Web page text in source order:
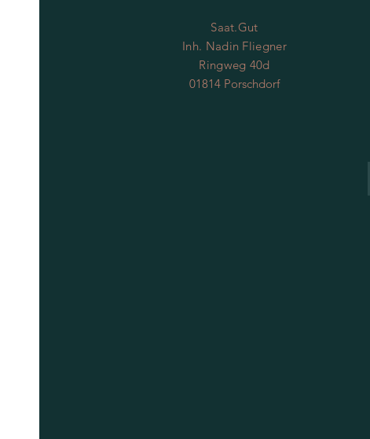
Saat.Gut
Inh. Nadin Fliegner
Ringweg 40d
01814 Porschdorf